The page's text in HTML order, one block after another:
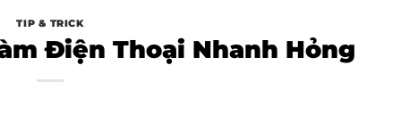
TIP & TRICK
Điện Thoại Nhanh Hỏng